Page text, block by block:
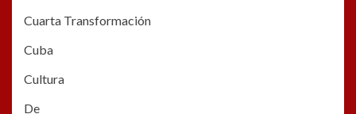
Cuarta Transformación
Cuba
Cultura
De